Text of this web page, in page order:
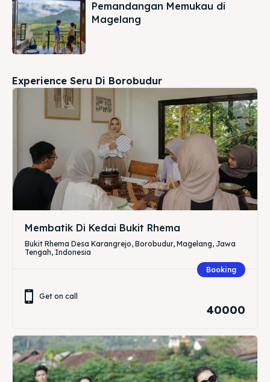
Pemandangan Memukau di
Magelang
Experience Seru Di Borobudur
Membatik Di Kedai Bukit Rhema
Bukit Rhema Desa Karangrejo, Borobudur, Magelang, Jawa
Tengah, Indonesia
Booking
Get on call
40000